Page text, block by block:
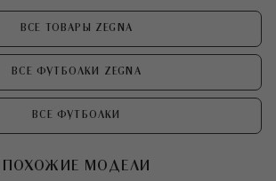
ВСЕ ТОВАРЫ ZEGNA
ВСЕ ФУТБОЛКИ ZEGNA
ВСЕ ФУТБОЛКИ
ПОХОЖИЕ МОДЕЛИ